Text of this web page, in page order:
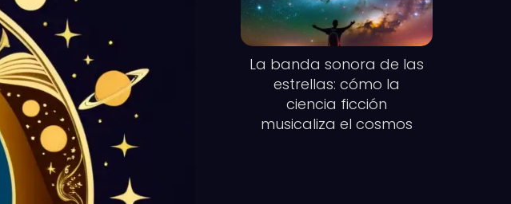
La banda sonora de las
estrellas: cómo la
ciencia ficción
musicaliza el cosmos